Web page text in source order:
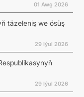
01 Awg 2026
täzeleniş we ösüş
29 Iýul 2026
29 Iýul 2026